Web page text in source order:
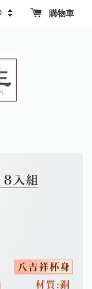
購物車